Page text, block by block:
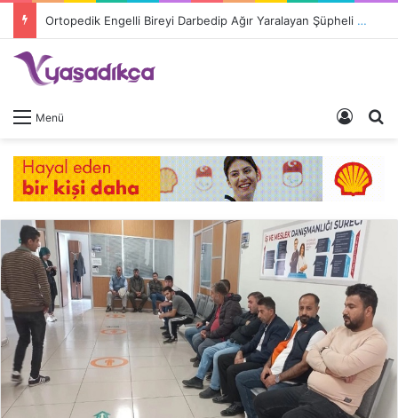
Ortopedik Engelli Bireyi Darbedip Ağır Yaralayan Şüpheli Tutuklandı
Menü Giriş